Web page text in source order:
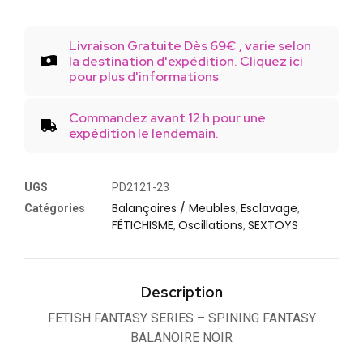
Livraison Gratuite Dès 69€ , varie selon
la destination d'expédition. Cliquez ici
pour plus d'informations
Commandez avant 12 h pour une
expédition le lendemain.
UGS
PD2121-23
Catégories
Balançoires / Meubles, Esclavage,
FÉTICHISME, Oscillations, SEXTOYS
Description
FETISH FANTASY SERIES – SPINING FANTASY
BALANOIRE NOIR